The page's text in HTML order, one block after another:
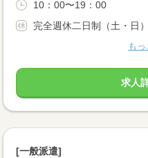
10：00〜19：00
完全週休二日制（土・日
も
求人
[一般派遣]